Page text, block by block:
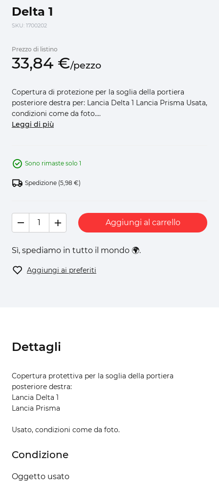
Delta 1
SKU: 1700202
Prezzo di listino
33,84 €/pezzo
Copertura di protezione per la soglia della portiera
posteriore destra per: Lancia Delta 1 Lancia Prisma Usata,
condizioni come da foto....
Leggi di più
Sono rimaste solo 1
Spedizione (5,98 €)
Aggiungi al carrello
Sì, spediamo in tutto il mondo 🌍.
Aggiungi ai preferiti
Dettagli
Copertura protettiva per la soglia della portiera
posteriore destra:
Lancia Delta 1
Lancia Prisma
Usato, condizioni come da foto.
Condizione
Oggetto usato